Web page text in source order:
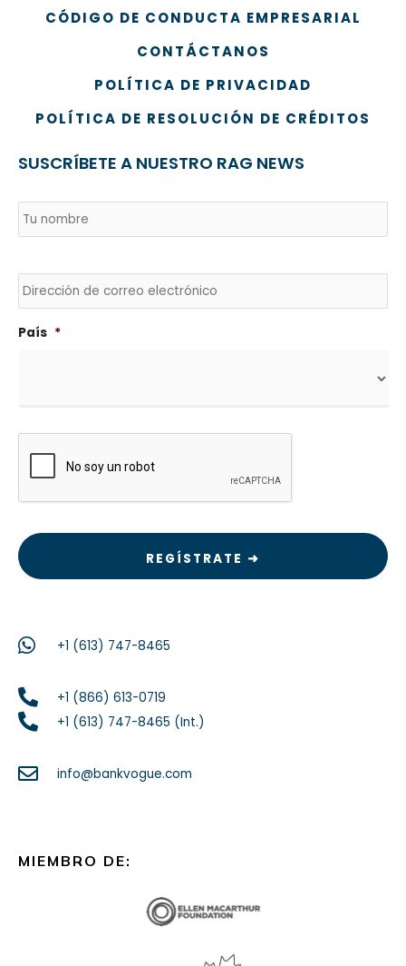
CÓDIGO DE CONDUCTA EMPRESARIAL
CONTÁCTANOS
POLÍTICA DE PRIVACIDAD
POLÍTICA DE RESOLUCIÓN DE CRÉDITOS
SUSCRÍBETE A NUESTRO RAG NEWS
Envía
un
a
País *
País
+1 (613) 747-8465
+1 (866) 613-0719
+1 (613) 747-8465 (Int.)
info@bankvogue.com
MIEMBRO DE: